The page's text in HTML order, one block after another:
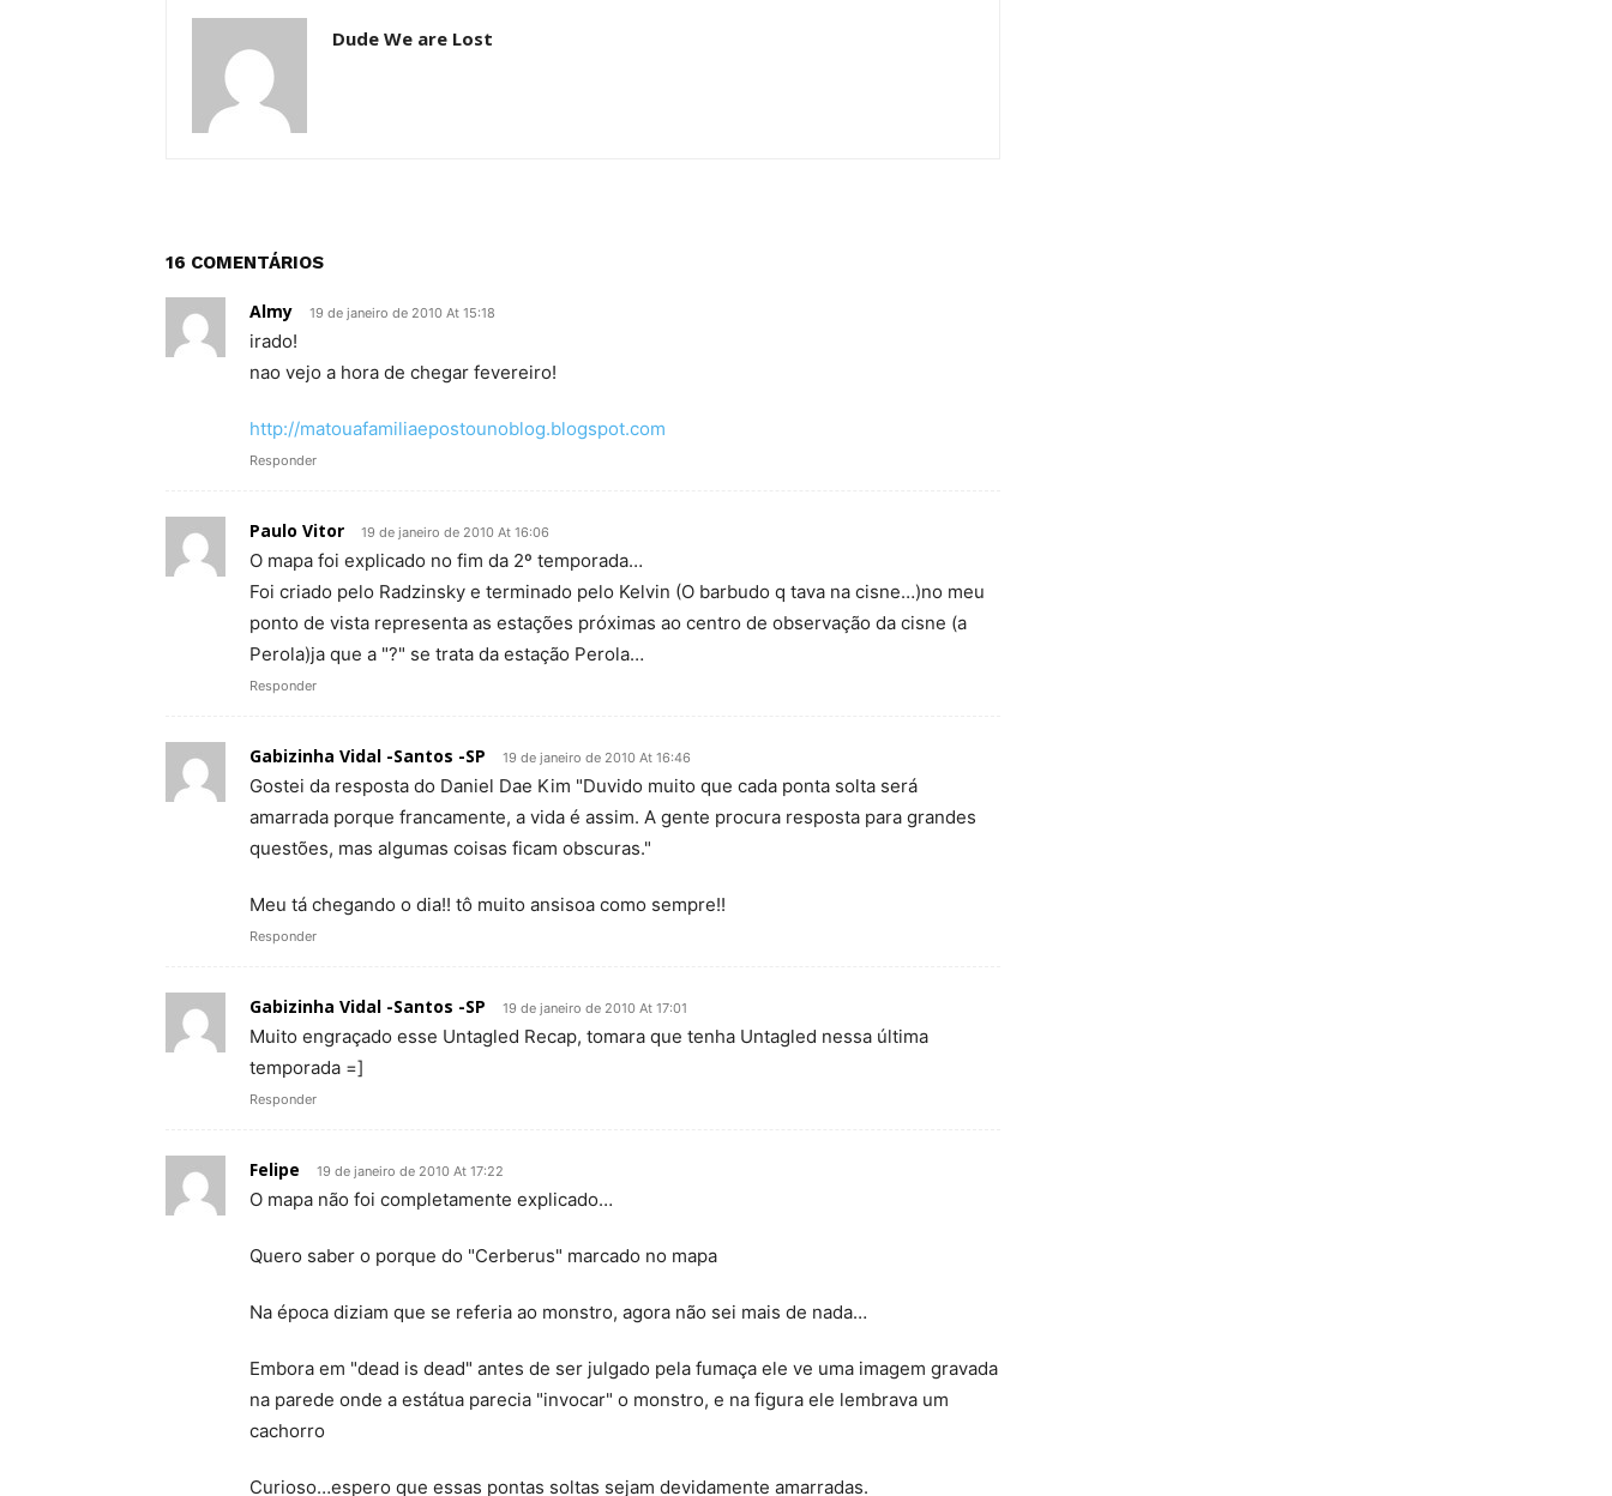
Dude We are Lost
16 COMENTÁRIOS
Almy 19 de janeiro de 2010 At 15:18
irado!
nao vejo a hora de chegar fevereiro!
http://matouafamiliaepostounoblog.blogspot.com
Responder
Paulo Vitor 19 de janeiro de 2010 At 16:06
O mapa foi explicado no fim da 2º temporada…
Foi criado pelo Radzinsky e terminado pelo Kelvin (O barbudo q tava na cisne…)no meu
ponto de vista representa as estações próximas ao centro de observação da cisne (a
Perola)ja que a "?" se trata da estação Perola…
Responder
Gabizinha Vidal -Santos -SP 19 de janeiro de 2010 At 16:46
Gostei da resposta do Daniel Dae Kim "Duvido muito que cada ponta solta será
amarrada porque francamente, a vida é assim. A gente procura resposta para grandes
questões, mas algumas coisas ficam obscuras."
Meu tá chegando o dia!! tô muito ansisoa como sempre!!
Responder
Gabizinha Vidal -Santos -SP 19 de janeiro de 2010 At 17:01
Muito engraçado esse Untagled Recap, tomara que tenha Untagled nessa última
temporada =]
Responder
Felipe 19 de janeiro de 2010 At 17:22
O mapa não foi completamente explicado…
Quero saber o porque do "Cerberus" marcado no mapa
Na época diziam que se referia ao monstro, agora não sei mais de nada…
Embora em "dead is dead" antes de ser julgado pela fumaça ele ve uma imagem gravada
na parede onde a estátua parecia "invocar" o monstro, e na figura ele lembrava um
cachorro
Curioso…espero que essas pontas soltas sejam devidamente amarradas.